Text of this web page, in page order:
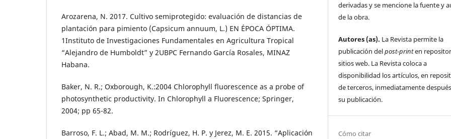
Arozarena, N. 2017. Cultivo semiprotegido: evaluación de distancias de
plantación para pimiento (Capsicum annuum, L.) EN ÉPOCA ÓPTIMA.
1Instituto de Investigaciones Fundamentales en Agricultura Tropical
“Alejandro de Humboldt” y 2UBPC Fernando García Rosales, MINAZ
Habana.
Baker, N. R.; Oxborough, K.:2004 Chlorophyll fluorescence as a probe of
photosynthetic productivity. In Chlorophyll a Fluorescence; Springer,
2004; pp 65-82.
Barroso, F. L.; Abad, M. M.; Rodríguez, H. P. y Jerez, M. E. 2015. “Aplicación
derivadas y se mencione la fuente y
de la obra.
Autores (as). La Revista permite la
publicación delpost-printen
sitios web. La Revista coloca a
disponibilidad los artículos, en
de terceros, inmediatamente
su publicación.
Cómo citar